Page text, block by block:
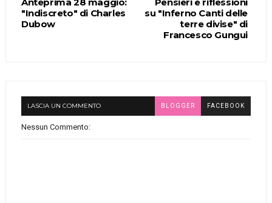
su "Inferno Canti delle
terre divise" di
Francesco Gungui
"Indiscreto" di Charles
Dubow
LASCIA UN COMMENTO BLOGGER FACEBOOK
Nessun Commento: